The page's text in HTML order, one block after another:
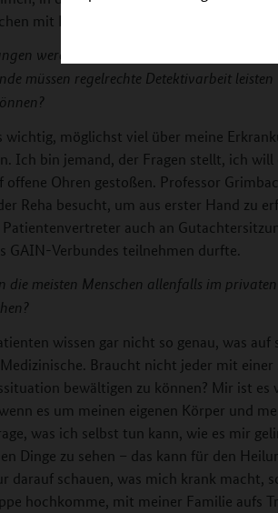
mit Multi-Organ-
werden Betroffene zu wichtigen
müssen regelrechte Detektivarbeit
wichtig, möglichst viel über meine
Ich bin jemand, der Fragen stellt, ich
Ohren gestoßen. Professor
Reha besucht, um aus erster Hand zu
auch an
GAIN-Verbundes teilnehmen durfte.
die meisten Menschen allenfalls im
wissen gar nicht so genau, was auf
Braucht nicht jeder mit einer
bewältigen zu können? Mir ist
es um meinen eigenen Körper und
was ich selbst tun kann, wie es mir
Dinge zu sehen – das kann für den
darauf schauen, was mich krank macht,
hochkomme, mit meiner Familie aufs